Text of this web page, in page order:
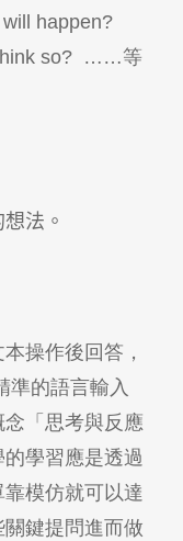
happen?
think so? ……等
法。
本操作後 回答，
準的語言輸入
「思考與反應
的學習應是透過
模仿就可以達
鍵提問進而做